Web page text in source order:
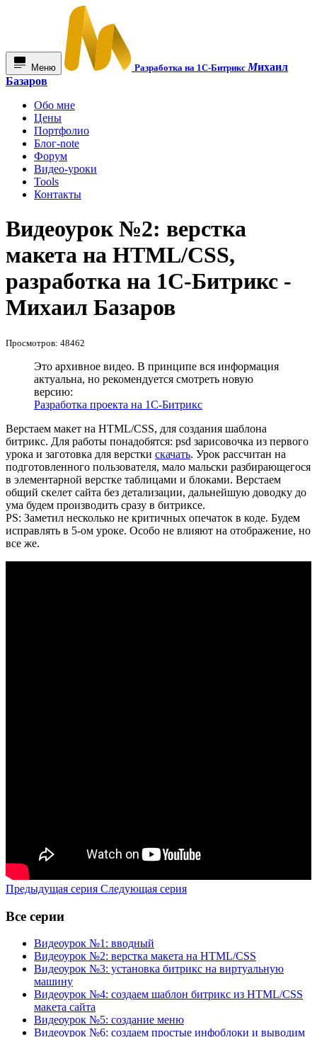
Меню Разработка на 1С-БитриксМихаил
Базаров
Обо мне
Цены
Портфолио
Блог-note
Форум
Видео-уроки
Tools
Контакты
Видеоурок №2: верстка
макета на HTML/CSS,
разработка на 1С-Битрикс -
Михаил Базаров
Просмотров: 48462
Это архивное видео. В принципе вся информация
актуальна, но рекомендуется смотреть новую
версию:
Разработка проекта на 1С-Битрикс
Верстаем макет на HTML/CSS, для создания шаблона
битрикс. Для работы понадобятся: psd зарисовочка из первого
урока и заготовка для верстки скачать. Урок рассчитан на
подготовленного пользователя, мало мальски разбирающегося
в элементарной верстке таблицами и блоками. Верстаем
общий скелет сайта без детализации, дальнейшую доводку до
ума будем производить сразу в битриксе.
PS: Заметил несколько не критичных опечаток в коде. Будем
исправлять в 5-ом уроке. Особо не влияют на отображение, но
все же.
Предыдущая серия Следующая серия
Все серии
Видеоурок №1: вводный
Видеоурок №2: верстка макета на HTML/CSS
Видеоурок №3: установка битрикс на виртуальную
машину
Видеоурок №4: создаем шаблон битрикс из HTML/CSS
макета сайта
Видеоурок №5: создание меню
Видеоурок №6: создаем простые инфоблоки и выводим